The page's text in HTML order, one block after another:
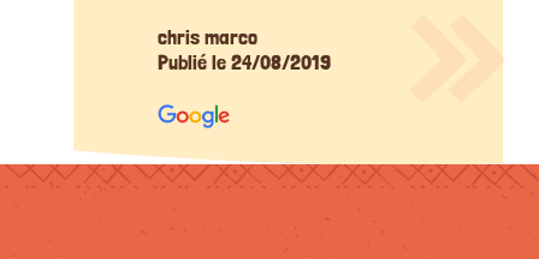
chris marco
Publié le 24/08/2019